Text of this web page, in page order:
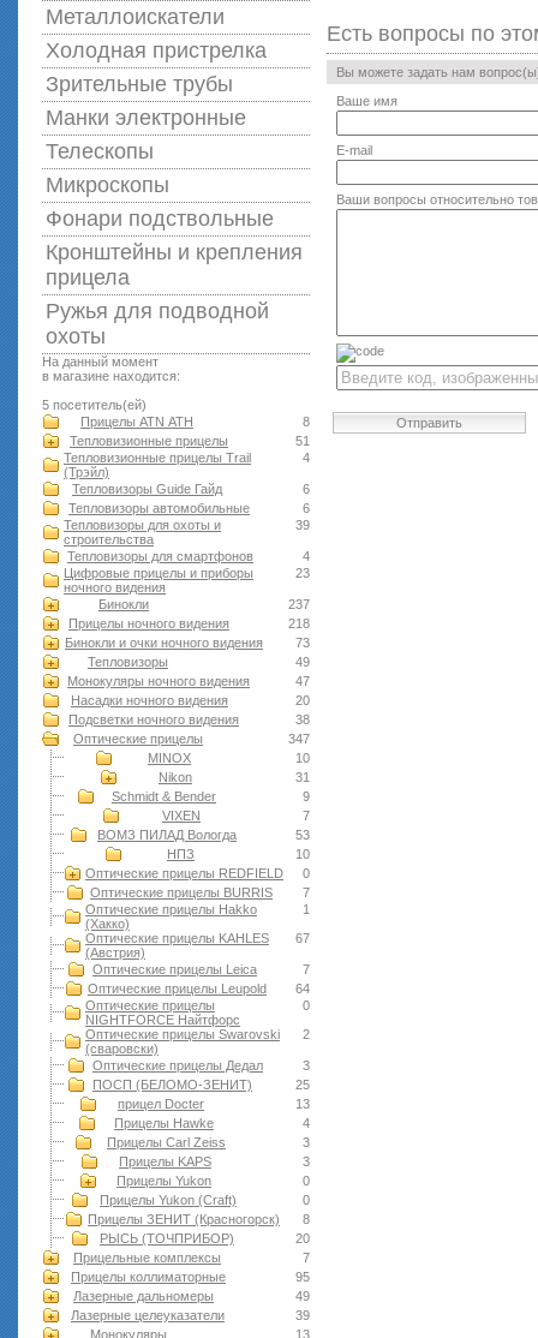
Металлоискатели
Холодная пристрелка
Зрительные трубы
Манки электронные
Телескопы
Микроскопы
Фонари подствольные
Кронштейны и крепления
прицела
Ружья для подводной
оxоты
На данный момент
в магазине находится:
5 посетитель(ей)
8
Прицелы ATN АТН
51
Тепловизионные прицелы
4
Тепловизионные прицелы Trail
(Трэйл)
6
Тепловизоры Guide Гайд
6
Тепловизоры автомобильные
39
Тепловизоры для охоты и
строительства
4
Тепловизоры для смартфонов
23
Цифровые прицелы и приборы
ночного видения
237
Бинокли
218
Прицелы ночного видения
73
Бинокли и очки ночного видения
49
Тепловизоры
47
Монокуляры ночного видения
20
Насадки ночного видения
38
Подсветки ночного видения
347
Оптические прицелы
10
MINOX
31
Nikon
9
Schmidt & Bender
7
VIXEN
53
ВОМЗ ПИЛАД Вологда
10
НПЗ
0
Оптические прицелы REDFIELD
7
Оптические прицелы BURRIS
1
Оптические прицелы Hakko
(Хакко)
67
Оптические прицелы KAHLES
(Австрия)
7
Оптические прицелы Leica
64
Оптические прицелы Leupold
0
Оптические прицелы
NIGHTFORCE Найтфорс
2
Оптические прицелы Swarovski
(сваровски)
3
Оптические прицелы Дедал
25
ПОСП (БЕЛОМО-ЗЕНИТ)
13
прицел Docter
4
Прицелы Hawke
3
Прицелы Carl Zeiss
3
Прицелы KAPS
0
Прицелы Yukon
0
Прицелы Yukon (Craft)
8
Прицелы ЗЕНИТ (Красногорск)
20
РЫСЬ (ТОЧПРИБОР)
7
Прицельные комплексы
95
Прицелы коллиматорные
49
Лазерные дальномеры
39
Лазерные целеуказатели
13
Монокуляры
Есть вопросы по
Вы можете задать нам
Ваше имя
E-mail
Ваши вопросы относительно
Отправить